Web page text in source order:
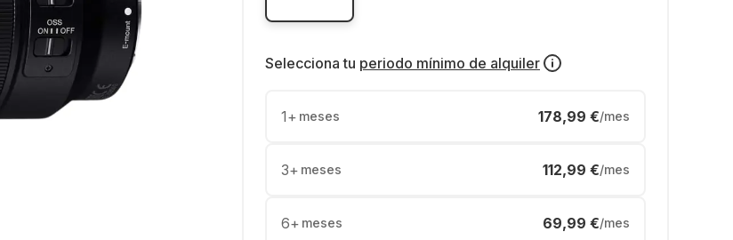
Selecciona tu periodo mínimo de alquiler
1+ meses 178,99 €/mes
3+ meses 112,99 €/mes
6+ meses 69,99 €/mes